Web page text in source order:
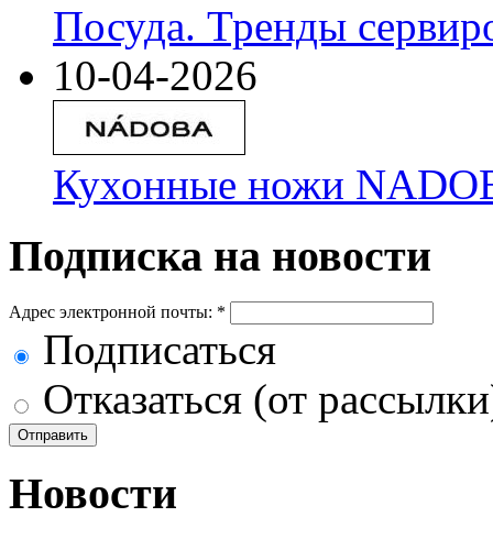
Посуда. Тренды
10-04-2026
Кухонные ножи
Подписка на новости
Адрес электронной почты: *
Подписаться
Отказаться (от
Новости